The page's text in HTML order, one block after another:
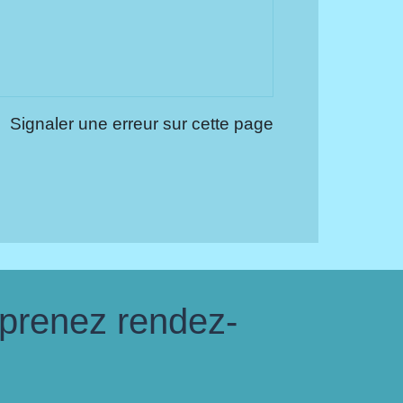
Signaler une erreur sur cette page
rendez-